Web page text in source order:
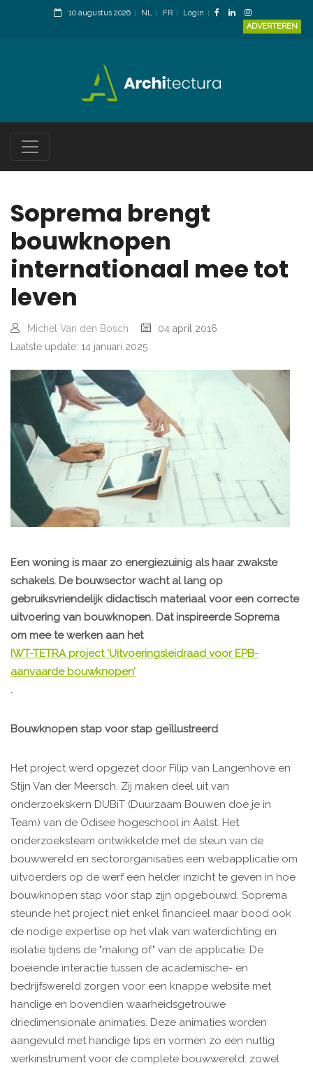
10 augustus 2026 NL FR
Login
ADVERTEREN
Soprema brengt
bouwknopen
internationaal mee tot
leven
Michel Van den Bosch
04 april 2016
Laatste update: 14 januari 2025
Een woning is maar zo energiezuinig als haar zwakste
schakels. De bouwsector wacht al lang op
gebruiksvriendelijk didactisch materiaal voor een correcte
uitvoering van bouwknopen. Dat inspireerde Soprema
om mee te werken aan het
IWT-TETRA project ‘Uitvoeringsleidraad voor EPB-
aanvaarde bouwknopen’
.
Bouwknopen stap voor stap geïllustreerd
Het project werd opgezet door Filip van Langenhove en
Stijn Van der Meersch. Zij maken deel uit van
onderzoekskern DUBiT (Duurzaam Bouwen doe je in
Team) van de Odisee hogeschool in Aalst. Het
onderzoeksteam ontwikkelde met de steun van de
bouwwereld en sectororganisaties een webapplicatie om
uitvoerders op de werf een helder inzicht te geven in hoe
bouwknopen stap voor stap zijn opgebouwd. Soprema
steunde het project niet enkel financieel maar bood ook
de nodige expertise op het vlak van waterdichting en
isolatie tijdens de "making of" van de applicatie. De
boeiende interactie tussen de academische- en
bedrijfswereld zorgen voor een knappe website met
handige en bovendien waarheidsgetrouwe
driedimensionale animaties. Deze animaties worden
aangevuld met handige tips en vormen zo een nuttig
werkinstrument voor de complete bouwwereld: zowel